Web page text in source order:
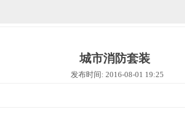
城市消防套装
发布时间: 2016-08-01 19:25